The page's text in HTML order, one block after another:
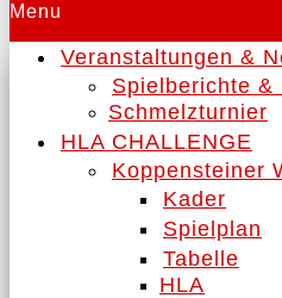
Menu
Veranstaltungen &
Spielberichte &
Schmelzturnier
HLA CHALLENGE
Koppensteiner
Kader
Spielplan
Tabelle
HLA